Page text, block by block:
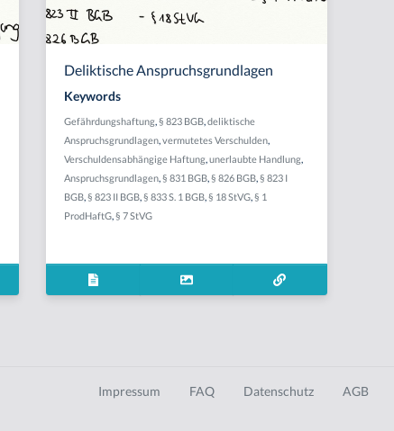
Deliktische Anspruchsgrundlagen
Keywords
Gefährdungshaftung,§ 823 BGB,deliktische
Anspruchsgrundlagen,vermutetes Verschulden,
Verschuldensabhängige Haftung,unerlaubte Handlung,
Anspruchsgrundlagen,§ 831 BGB,§ 826 BGB,§ 823 I
BGB,§ 823 II BGB,§ 833 S. 1 BGB,§ 18 StVG,§ 1
ProdHaftG,§ 7 StVG
Impressum FAQ Datenschutz AGB